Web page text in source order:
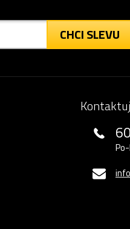
CHCI SLEVU